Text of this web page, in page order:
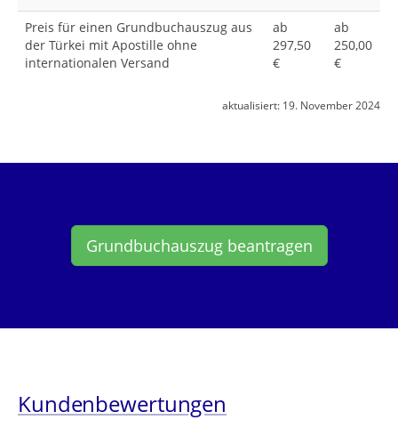
Preis für einen Grundbuchauszug aus
der Türkei mit Apostille ohne
internationalen Versand
ab
297,50
€
ab
250,00
€
aktualisiert: 19. November 2024
Grundbuchauszug beantragen
Kundenbewertungen